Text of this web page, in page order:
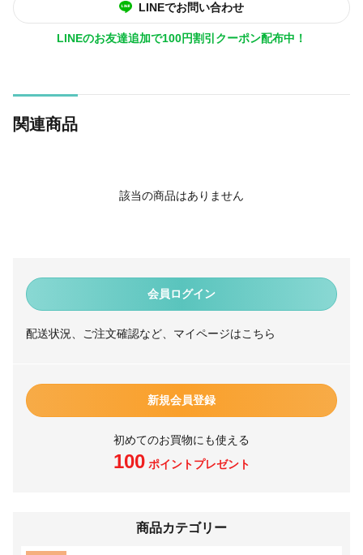
会員ログイン
配送状況、ご注文確認など、マイページはこちら
新規会員登録
初めてのお買物にも使える
100ポイントプレゼント
商品カテゴリー
LINEでお問い合わせ
LINEのお友達追加で100円割引クーポン配布中！
関連商品
該当の商品はありません